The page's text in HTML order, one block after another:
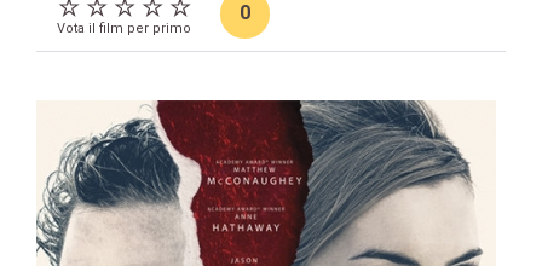
Vota il film per primo
0